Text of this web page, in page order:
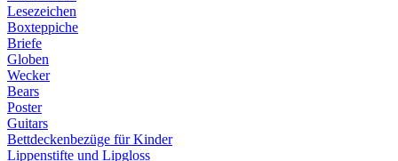
Lesezeichen
Boxteppiche
Briefe
Globen
Wecker
Bears
Poster
Guitars
Bettdeckenbezüge für Kinder
Lippenstifte und Lipgloss